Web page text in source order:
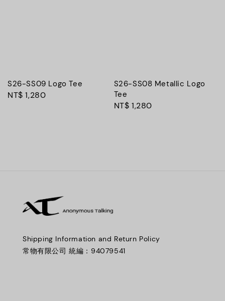
S26-SS09 Logo Tee
Regular
NT$ 1,280
S26-SS08 Metallic Logo
Tee
Regular
NT$ 1,280
Shipping Information and Return Policy
常物有限公司 統編：94079541